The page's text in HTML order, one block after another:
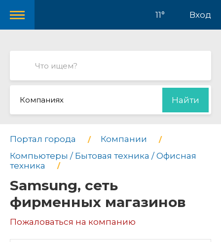
11° Вход
Компаниях Найти
Портал города
Компании
Компьютеры / Бытовая техника / Офисная
техника
Samsung, сеть
фирменных магазинов
Пожаловаться на компанию